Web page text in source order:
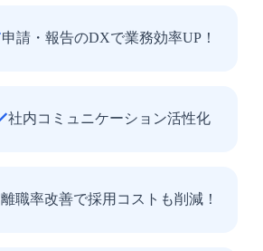
申請・報告のDXで業務効率UP！
社内コミュニケーション活性化
離職率改善で採用コストも削減！